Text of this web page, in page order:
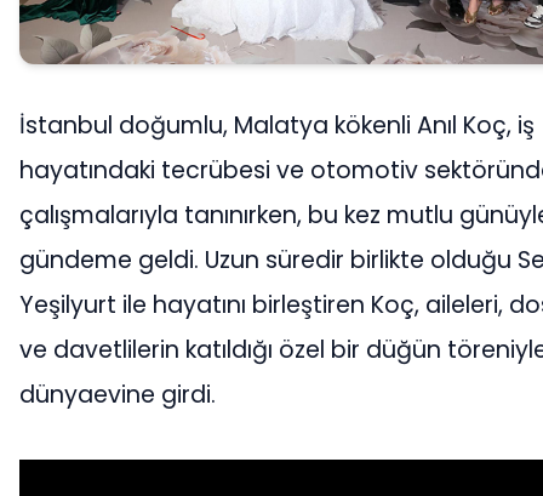
İstanbul doğumlu, Malatya kökenli Anıl Koç, iş
hayatındaki tecrübesi ve otomotiv
çalışmalarıyla tanınırken, bu kez mutlu
gündeme geldi. Uzun süredir birlikte olduğu
Yeşilyurt ile hayatını birleştiren Koç, aileleri,
ve davetlilerin katıldığı özel bir düğün
dünyaevine girdi.